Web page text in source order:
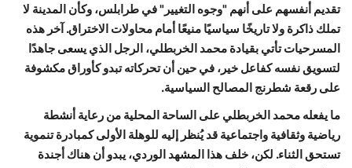
تقديم أنفسهم على أنهم "وجوه التغيير" في طرابلس، وكأن المدينة لا
تملك ذاكرة ولا تاريخًا سياسيًا منيعًا أمام محاولات الاختراق. آخر هذه
المسرحيات تأتي بقيادة محمد الخربطلي، الرجل الذي يسعى جاهدًا
لتسويق نفسه كفاعل خير، في حين أن تحركاته تبدو كأوراق مكشوفة
على رقعة شطرنج المصالح السياسية.
ما يفعله محمد الخربطلي على الساحة المحلية من رعاية أنشطة
رياضية وثقافية واجتماعية قد يُنظر إليه للوهلة الأولى كمبادرة تنموية
تستحق الثناء. لكن، خلف هذا المشهد الوردي، يبدو أن هناك أجندة